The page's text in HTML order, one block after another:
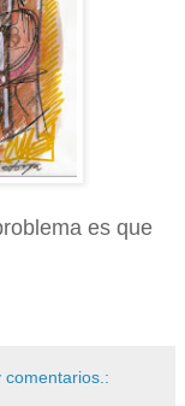
es que
comentarios.: